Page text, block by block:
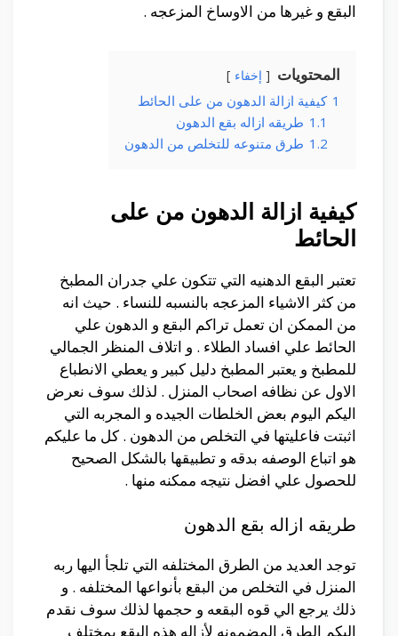
البقع و غيرها من الاوساخ المزعجه .
المحتويات إخفاء
1 كيفية ازالة الدهون من على الحائط
1.1 طريقه ازاله بقع الدهون
1.2 طرق متنوعه للتخلص من الدهون
كيفية ازالة الدهون من على
الحائط
تعتبر البقع الدهنيه التي تتكون علي جدران المطبخ
من كثر الاشياء المزعجه بالنسبه للنساء . حيث انه
من الممكن ان تعمل تراكم البقع و الدهون علي
الحائط علي افساد الطلاء . و اتلاف المنظر الجمالي
للمطبخ و يعتبر المطبخ دليل كبير و يعطي الانطباع
الاول عن نظافه اصحاب المنزل . لذلك سوف نعرض
اليكم اليوم بعض الخلطات الجيده و المجربه التي
اثبتت فاعليتها في التخلص من الدهون . كل ما عليكم
هو اتباع الوصفه بدقه و تطبيقها بالشكل الصحيح
للحصول علي افضل نتيجه ممكنه منها .
طريقه ازاله بقع الدهون
توجد العديد من الطرق المختلفه التي تلجأ اليها ربه
المنزل في التخلص من البقع بأنواعها المختلفه . و
ذلك يرجع الي قوه البقعه و حجمها لذلك سوف نقدم
اليكم الطرق المضمونه لأزاله هذه البقع بمختلف